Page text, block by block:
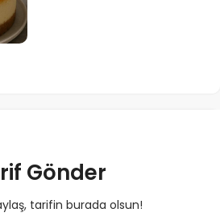
Gönder
tarifin burada olsun!